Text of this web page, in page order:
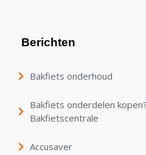
Berichten
Bakfiets onderhoud
Bakfiets onderdelen
Bakfietscentrale
Accusaver